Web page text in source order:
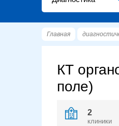
Главная
КТ
поле)
2
клиники